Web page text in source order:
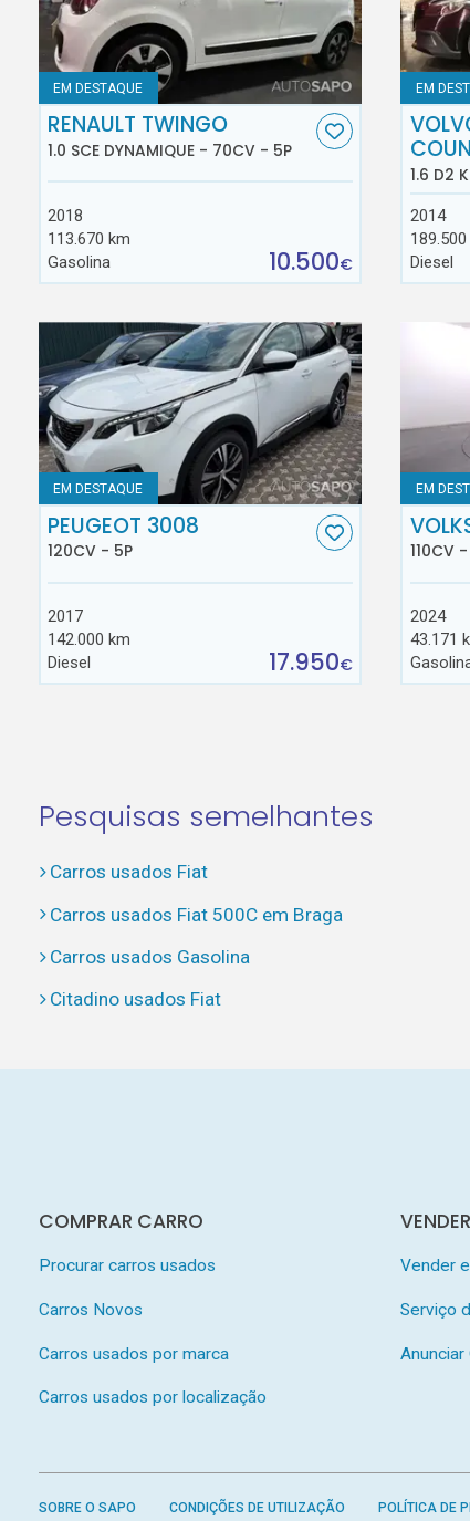
EM DESTAQUE
RENAULT TWINGO
1.0 SCE DYNAMIQUE - 70CV - 5P
2018
113.670 km
Gasolina
10.500€
EM
1.6 D2
2014
Diesel
EM DESTAQUE
PEUGEOT 3008
120CV - 5P
2017
142.000 km
Diesel
17.950€
EM
110CV
2024
43.171
Pesquisas semelhantes
Carros usados Fiat
Carros usados Fiat 500C em Braga
Carros usados Gasolina
Citadino usados Fiat
COMPRAR CARRO
Procurar carros usados
Carros Novos
Carros usados por marca
Carros usados por localização
Vender
Serviço
Anunciar
SOBRE O SAPO CONDIÇÕES DE UTILIZAÇÃO POLÍTICA DE